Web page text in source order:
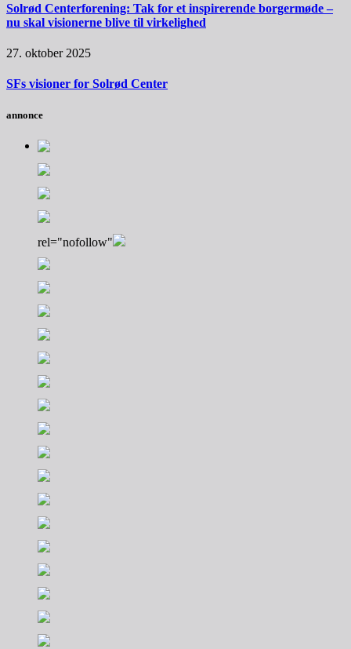
Solrød Centerforening: Tak for et inspirerende borgermøde –
nu skal visionerne blive til virkelighed
27. oktober 2025
SFs visioner for Solrød Center
annonce
rel="nofollow"